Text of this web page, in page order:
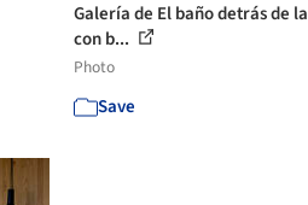
Galería de El baño detrás de
con b...
Photo
Save